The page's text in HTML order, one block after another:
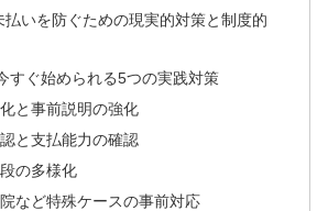
払いを防ぐための現実的対策と制度的
すぐ始められる5つの実践対策
と事前説明の強化
と支払能力の確認
の多様化
など特殊ケースの事前対応